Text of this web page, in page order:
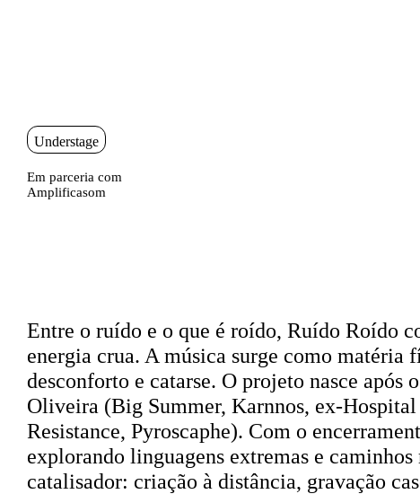
Sinopse
Understage
Em parceria com
Amplificasom
Sinopse
Entre o ruído e o que é roído, Ruído Roído
energia crua. A música surge como matéria
desconforto e catarse. O projeto nasce
Oliveira (Big Summer, Karnnos, ex-
Resistance, Pyroscaphe). Com o
explorando linguagens extremas e
catalisador: criação à distância, gravação